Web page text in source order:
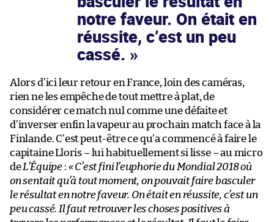
notre faveur. On était en
réussite, c’est un peu
cassé.
Alors d’ici leur retour en France, loin des caméras,
rien ne les empêche de tout mettre à plat, de
considérer ce match nul comme une défaite et
d’inverser enfin la vapeur au prochain match face à la
Finlande. C’est peut-être ce qu’a commencé à faire le
capitaine Lloris – lui habituellement si lisse – au micro
deL’Équipe : « C’est fini l’euphorie du Mondial 2018 où
on sentait qu’à tout moment, on pouvait faire basculer
le résultat en notre faveur. On était en réussite, c’est un
peu cassé. Il faut retrouver les choses positives à